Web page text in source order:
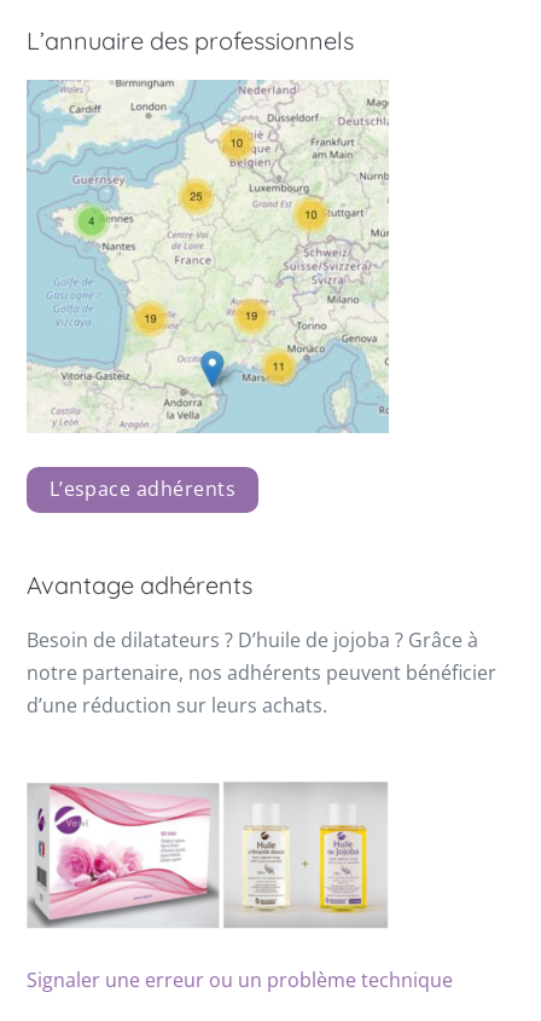
L’annuaire des professionnels
L’espace adhérents
Avantage adhérents
Besoin de dilatateurs ? D’huile de jojoba ? Grâce à
notre partenaire, nos adhérents peuvent bénéficier
d’une réduction sur leurs achats.
Signaler une erreur ou un problème technique